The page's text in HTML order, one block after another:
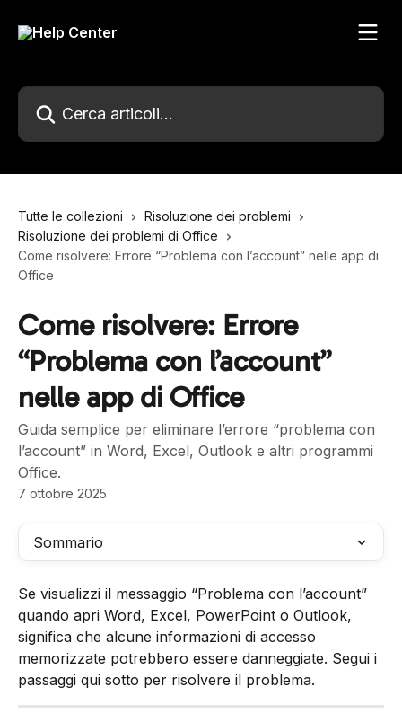
Cerca articoli…
Tutte le collezioni
Risoluzione dei problemi
Risoluzione dei problemi di Office
Come risolvere: Errore “Problema con l’account” nelle app di
Office
Come risolvere: Errore
“Problema con l’account”
nelle app di Office
Guida semplice per eliminare l’errore “problema con
l’account” in Word, Excel, Outlook e altri programmi
Office.
7 ottobre 2025
Sommario
Se visualizzi il messaggio “Problema con l’account”
quando apri Word, Excel, PowerPoint o Outlook,
significa che alcune informazioni di accesso
memorizzate potrebbero essere danneggiate. Segui i
passaggi qui sotto per risolvere il problema.